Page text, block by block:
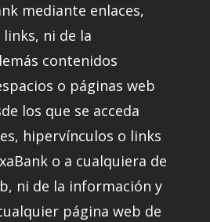
mediante enlaces,
ni de la
contenidos
o páginas web
los que se acceda
hipervínculos o links
o a cualquiera de
ni de la información y
página web de